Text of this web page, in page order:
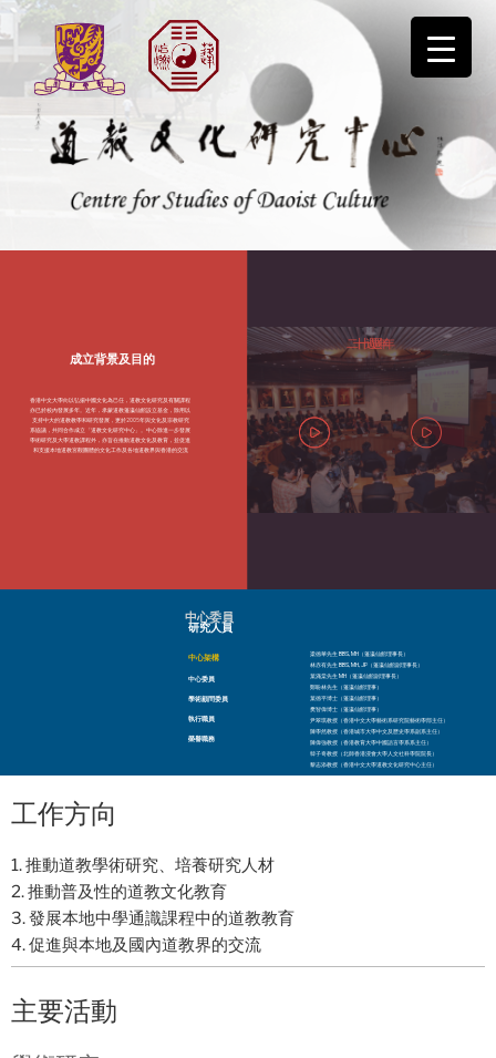
Skip
to
content
道教文化研究中心
十週年
二十週年
成立背景及目的
香港中文大學向以弘揚中國文化為己任，道教文化研究及有關課程
亦已於校內發展多年。近年，承蒙道教蓬瀛仙館設立基金，除用以
支持中大的道教教學和研究發展，更於2005年與文化及宗教研究
系協議，共同合作成立「道教文化研究中心」。中心除進一步發展
學術研究及大學道教課程外，亦旨在推動道教文化及教育，並促進
和支援本地道教宮觀團體的文化工作及各地道教界與香港的交流
研究人員
中心架構
中心委員
學術顧問委員
執行職員
榮譽職務
梁德華先生 BBS, MH（蓬瀛仙館理事長）
林赤有先生 BBS, MH, JP（蓬瀛仙館副理事長）
葉滿棠先生 MH（蓬瀛仙館副理事長）
鄭盼林先生（蓬瀛仙館理事）
葉德平博士（蓬瀛仙館理事）
樊智偉博士（蓬瀛仙館理事）
尹翠琪教授（香港中文大學藝術系研究院藝術學部主任）
陳學然教授（香港城市大學中文及歷史學系副系主任）
陳偉強教授（香港教育大學中國語言學系系主任）
韓子奇教授（北師香港浸會大學人文社科學院院長）
黎志添教授（香港中文大學道教文化研究中心主任）
中心委員
工作方向
1. 推動道教學術研究、培養研究人材
2. 推動普及性的道教文化教育
3. 發展本地中學通識課程中的道教教育
4. 促進與本地及國內道教界的交流
主要活動